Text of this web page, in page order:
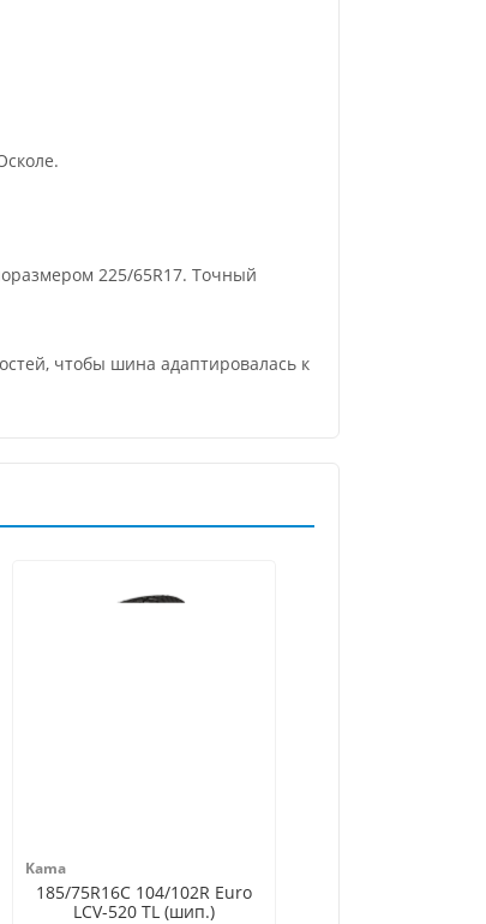
225/65R17. Точный
чтобы шина адаптировалась к
Kama
185/75R16C 104/102R Euro
LCV-520 TL (шип.)